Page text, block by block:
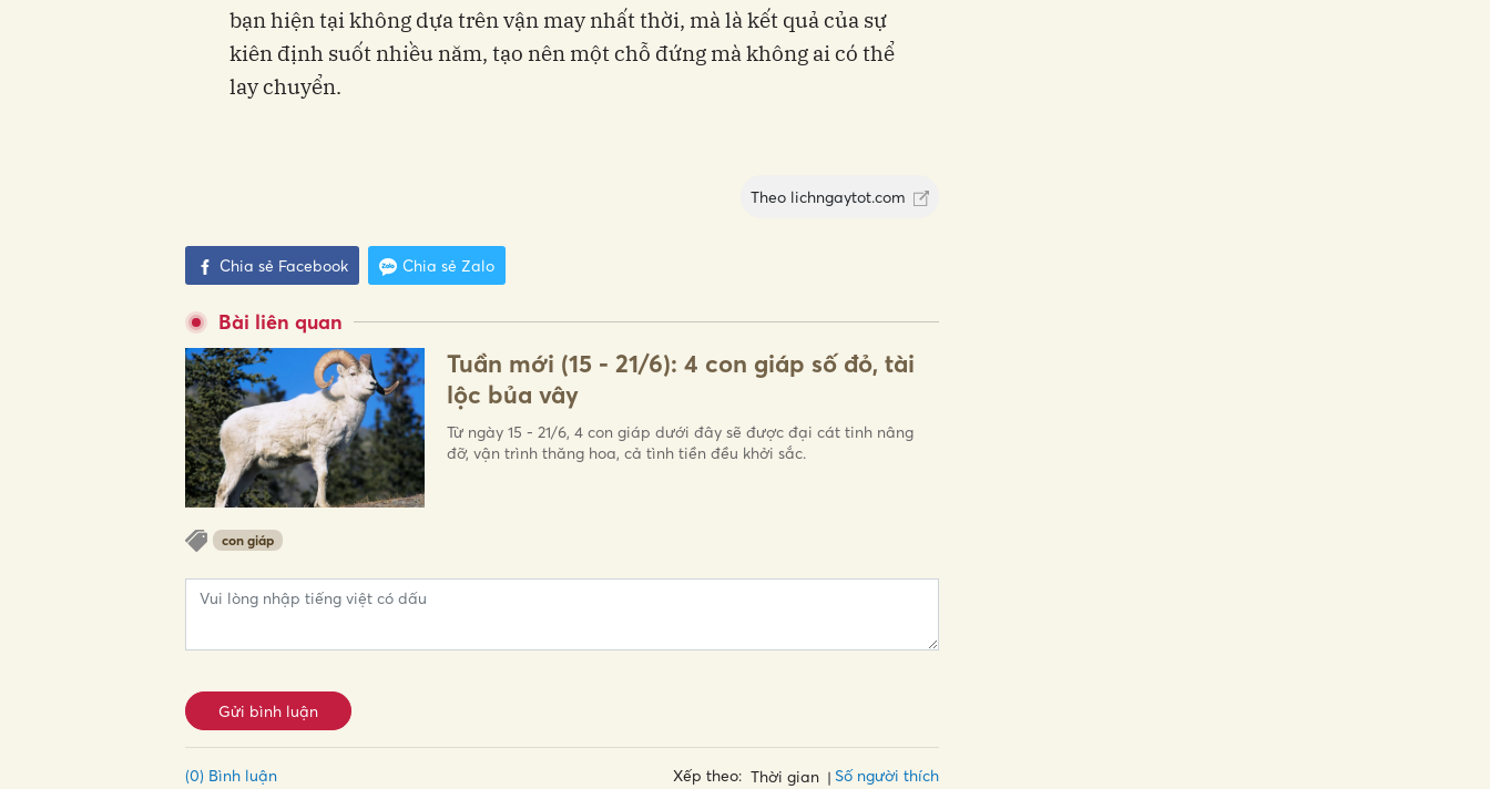
bạn hiện tại không dựa trên vận may nhất thời, mà là kết quả của sự
kiên định suốt nhiều năm, tạo nên một chỗ đứng mà không ai có thể
lay chuyển.
Theo lichngaytot.com
Chia sẻ Facebook Chia sẻ Zalo
Bài liên quan
Tuần mới (15 - 21/6): 4 con giáp số đỏ, tài
lộc bủa vây
Từ ngày 15 - 21/6, 4 con giáp dưới đây sẽ được đại cát tinh nâng
đỡ, vận trình thăng hoa, cả tình tiền đều khởi sắc.
con giáp
Gửi bình luận
(0) Bình luận Xếp theo: Thời gian Số người thích